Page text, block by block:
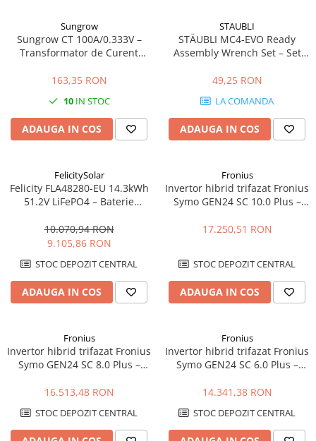
Sungrow
Sungrow CT 100A/0.333V –
Transformator de Curent
163,35 RON
10IN STOC
ADAUGA IN COS
STAUBLI
STÄUBLI MC4-EVO Ready
Assembly Wrench Set – Set
Conectori Fotovoltaici MC4 și
49,25 RON
LA COMANDA
ADAUGA IN COS
FelicitySolar
Felicity FLA48280-EU 14.3kWh
51.2V LiFePO4 – Baterie
Scalabilă
10.070,94 RON
9.105,86 RON
STOC DEPOZIT CENTRAL
ADAUGA IN COS
Fronius
Invertor hibrid trifazat Fronius
Symo GEN24 SC 10.0 Plus –
98.3%
17.250,51 RON
STOC DEPOZIT CENTRAL
ADAUGA IN COS
Fronius
Invertor hibrid trifazat Fronius
Symo GEN24 SC 8.0 Plus –
98.3%
16.513,48 RON
STOC DEPOZIT CENTRAL
Fronius
Invertor hibrid trifazat Fronius
Symo GEN24 SC 6.0 Plus –
98.3%
14.341,38 RON
STOC DEPOZIT CENTRAL